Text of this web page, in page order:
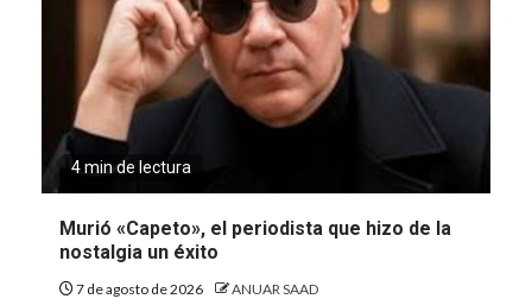
4 min de lectura
Murió «Capeto», el periodista que hizo de la
nostalgia un éxito
7 de agosto de 2026 ANUAR SAAD